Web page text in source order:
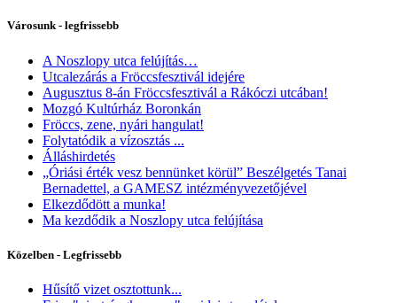
Városunk - legfrissebb
A Noszlopy utca felújítás…
Utcalezárás a Fröccsfesztivál idejére
Augusztus 8-án Fröccsfesztivál a Rákóczi utcában!
Mozgó Kultúrház Boronkán
Fröccs, zene, nyári hangulat!
Folytatódik a vízosztás ...
Álláshirdetés
„Óriási érték vesz bennünket körül” Beszélgetés Tanai
Bernadettel, a GAMESZ intézményvezetőjével
Elkezdődött a munka!
Ma kezdődik a Noszlopy utca felújítása
Közelben - Legfrissebb
Hűsítő vizet osztottunk...